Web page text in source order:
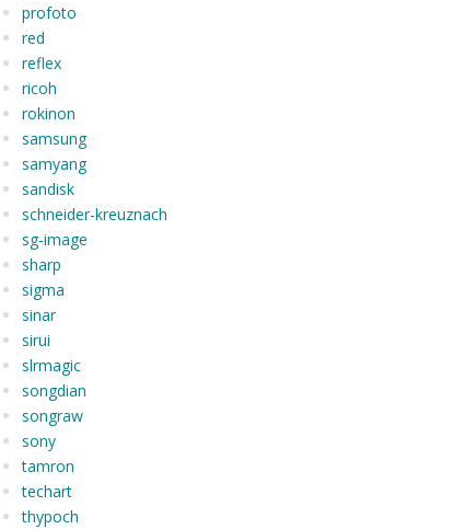
profoto
red
reflex
ricoh
rokinon
samsung
samyang
sandisk
schneider-kreuznach
sg-image
sharp
sigma
sinar
sirui
slrmagic
songdian
songraw
sony
tamron
techart
thypoch